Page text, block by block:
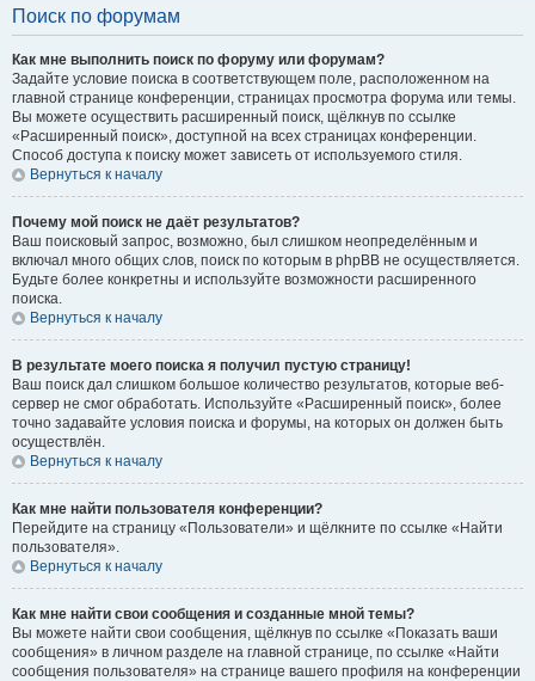
Поиск по форумам
Как мне выполнить поиск по форуму или форумам?
Задайте условие поиска в соответствующем поле, расположенном на
главной странице конференции, страницах просмотра форума или темы.
Вы можете осуществить расширенный поиск, щёлкнув по ссылке
«Расширенный поиск», доступной на всех страницах конференции.
Способ доступа к поиску может зависеть от используемого стиля.
Вернуться к началу
Почему мой поиск не даёт результатов?
Ваш поисковый запрос, возможно, был слишком неопределённым и
включал много общих слов, поиск по которым в phpBB не осуществляется.
Будьте более конкретны и используйте возможности расширенного
поиска.
Вернуться к началу
В результате моего поиска я получил пустую страницу!
Ваш поиск дал слишком большое количество результатов, которые веб-
сервер не смог обработать. Используйте «Расширенный поиск», более
точно задавайте условия поиска и форумы, на которых он должен быть
осуществлён.
Вернуться к началу
Как мне найти пользователя конференции?
Перейдите на страницу «Пользователи» и щёлкните по ссылке «Найти
пользователя».
Вернуться к началу
Как мне найти свои сообщения и созданные мной темы?
Вы можете найти свои сообщения, щёлкнув по ссылке «Показать ваши
сообщения» в личном разделе на главной странице, по ссылке «Найти
сообщения пользователя» на странице вашего профиля на конференции